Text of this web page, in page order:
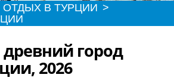
В ТУРЦИИ >
город
2026